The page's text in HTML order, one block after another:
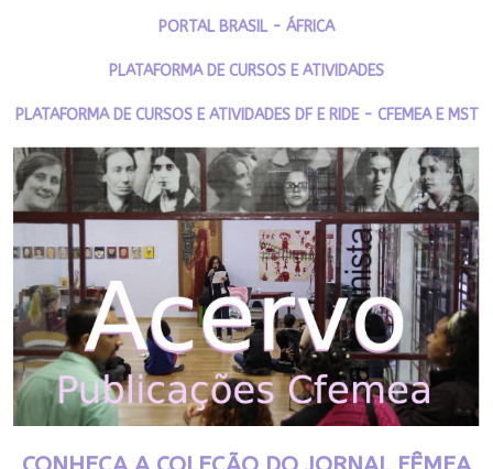
PORTAL BRASIL - ÁFRICA
PLATAFORMA DE CURSOS E ATIVIDADES
PLATAFORMA DE CURSOS E ATIVIDADES DF E RIDE - CFEMEA E MST